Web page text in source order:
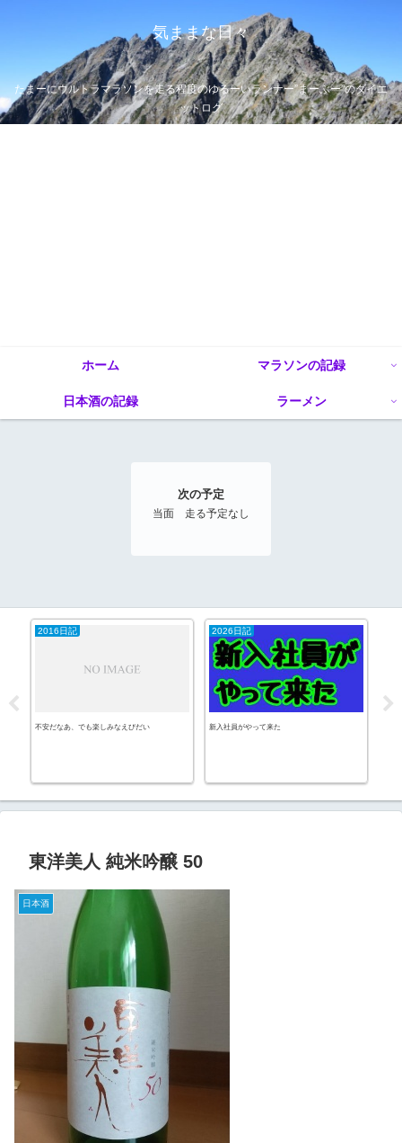
気ままな日々
たまーにウルトラマラソンを走る程度のゆるーいランナー”まーぶー”のダイエ
ットログ
ホーム マラソンの記録
日本酒の記録 ラーメン
次の予定
当面 走る予定なし
2016日記
不安だなあ、でも楽しみなえびだい
2026日記
新入社員がやって来た
東洋美人 純米吟醸 50
日本酒